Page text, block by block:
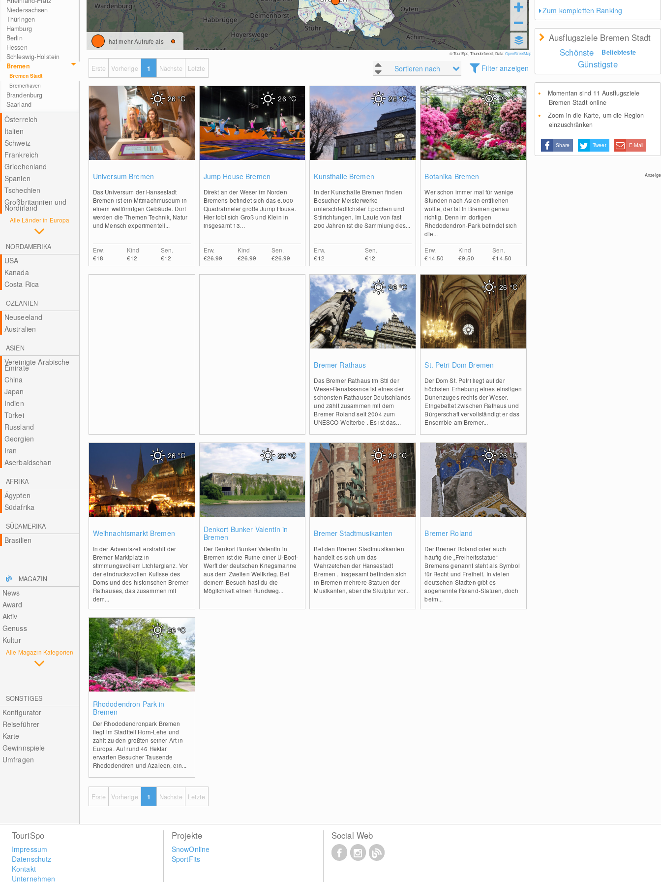
Niedersachsen
Thüringen
Hamburg
Berlin
Hessen
Schleswig-Holstein
Bremen
Bremen Stadt
Bremerhaven
Brandenburg
Saarland
Österreich
Italien
Schweiz
Frankreich
Griechenland
Spanien
Tschechien
Großbritannien und
Nordirland
Alle Länder in Europa
NORDAMERIKA
USA
Kanada
Costa Rica
OZEANIEN
Neuseeland
Australien
ASIEN
Vereinigte Arabische
Emirate
China
Japan
Indien
Türkei
Russland
Georgien
Iran
Aserbaidschan
AFRIKA
Ägypten
Südafrika
SÜDAMERIKA
Brasilien
MAGAZIN
News
Award
Aktiv
Genuss
Kultur
Alle Magazin Kategorien
SONSTIGES
Konfigurator
Reiseführer
Karte
Gewinnspiele
Umfragen
hat mehr Aufrufe als
© TouriSpo, Thunderforest, Data:OpenStreetMap
Sortieren nach Filter anzeigen
Erste Vorherige 1 Nächste Letzte
Universum Bremen
Das Universum der Hansestadt
Bremen ist ein Mitmachmuseum in
einem walförmigen Gebäude. Dort
werden die Themen Technik, Natur
und Mensch experimentell...
Erw.
€18
Kind
€12
Sen.
€12
26°C
Jump House Bremen
Direkt an der Weser im Norden
Bremens befindet sich das 6.000
Quadratmeter große Jump House.
Hier tobt sich Groß und Klein in
insgesamt 13...
Erw.
€26.99
Kind
€26.99
Sen.
€26.99
26 °C
Kunsthalle Bremen
In der Kunsthalle Bremen finden
Besucher Meisterwerke
unterschiedlichster Epochen und
Stilrichtungen. Im Laufe von fast
200 Jahren ist die Sammlung des...
Erw.
€12
Sen.
€12
26°C
Botanika Bremen
Wer schon immer mal für wenige
Stunden nach Asien entfliehen
wollte, der ist in Bremen genau
richtig. Denn im dortigen
Rhododendron-Park befindet sich
die...
Erw.
€14.50
Kind
€9.50
Sen.
€14.50
26°C
Bremer Rathaus
Das Bremer Rathaus im Stil der
Weser-Renaissance ist eines der
schönsten Rathäuser Deutschlands
und zählt zusammen mit dem
Bremer Roland seit 2004 zum
UNESCO-Welterbe . Es ist das...
26°C
St. Petri Dom Bremen
Der Dom St. Petri liegt auf der
höchsten Erhebung eines einstigen
Dünenzuges rechts der Weser.
Eingebettet zwischen Rathaus und
Bürgerschaft vervollständigt er das
Ensemble am Bremer...
26°C
Weihnachtsmarkt Bremen
In der Adventszeit erstrahlt der
Bremer Marktplatz in
stimmungsvollem Lichterglanz. Vor
der eindrucksvollen Kulisse des
Doms und des historischen Bremer
Rathauses, das zusammen mit
dem...
26°C
Denkort Bunker Valentin in
Bremen
Der Denkort Bunker Valentin in
Bremen ist die Ruine einer U-Boot-
Werft der deutschen Kriegsmarine
aus dem Zweiten Weltkrieg. Bei
deinem Besuch hast du die
Möglichkeit einen Rundweg...
23°C
Bremer Stadtmusikanten
Bei den Bremer Stadtmusikanten
handelt es sich um das
Wahrzeichen der Hansestadt
Bremen . Insgesamt befinden sich
in Bremen mehrere Statuen der
Musikanten, aber die Skulptur vor...
26°C
Bremer Roland
Der Bremer Roland oder auch
häufig die „Freiheitsstatue“
Bremens genannt steht als Symbol
für Recht und Freiheit. In vielen
deutschen Städten gibt es
sogenannte Roland-Statuen, doch
beim...
26°C
Rhododendron Park in
Bremen
Der Rhododendronpark Bremen
liegt im Stadtteil Horn-Lehe und
zählt zu den größten seiner Art in
Europa. Auf rund 46 Hektar
erwarten Besucher Tausende
Rhododendren und Azaleen, ein...
26°C
Erste Vorherige 1 Nächste Letzte
Zum kompletten Ranking
Ausflugsziele Bremen Stadt
Schönste
Beliebteste
Günstigste
Momentan sind 11 Ausflugsziele
Bremen Stadt online
Zoom in die Karte, um die Region
einzuschränken
Share Tweet E-Mail
Anzeige
TouriSpo
Impressum
Datenschutz
Kontakt
Unternehmen
Projekte
SnowOnline
SportFits
Social Web